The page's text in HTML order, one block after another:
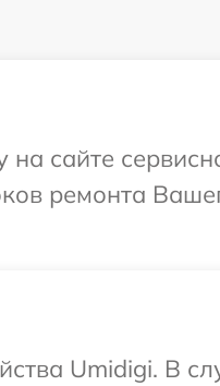
сайте
ремонта
Umidigi. В